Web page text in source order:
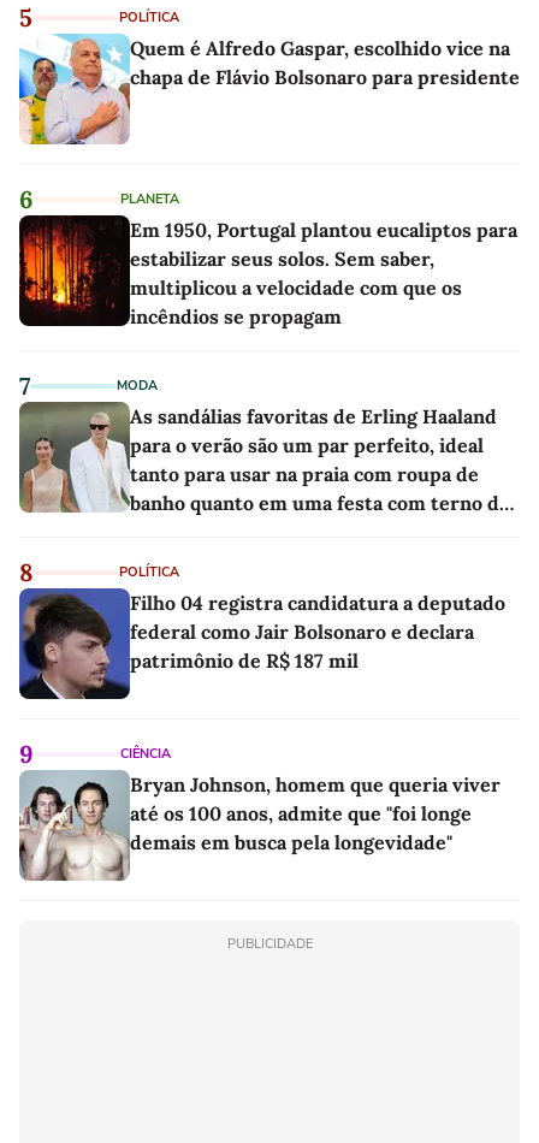
5 POLÍTICA
Quem é Alfredo Gaspar, escolhido vice na
chapa de Flávio Bolsonaro para presidente
6 PLANETA
Em 1950, Portugal plantou eucaliptos para
estabilizar seus solos. Sem saber,
multiplicou a velocidade com que os
incêndios se propagam
7 MODA
As sandálias favoritas de Erling Haaland
para o verão são um par perfeito, ideal
tanto para usar na praia com roupa de
banho quanto em uma festa com terno de
8 POLÍTICA
Filho 04 registra candidatura a deputado
federal como Jair Bolsonaro e declara
patrimônio de R$ 187 mil
9 CIÊNCIA
Bryan Johnson, homem que queria viver
até os 100 anos, admite que "foi longe
demais em busca pela longevidade"
PUBLICIDADE